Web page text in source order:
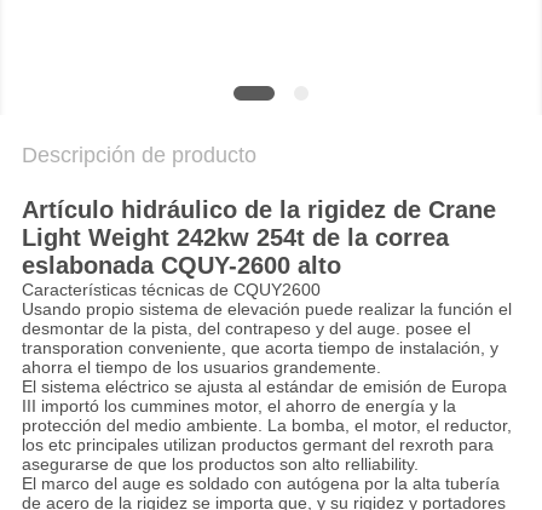
Descripción de producto
Artículo hidráulico de la rigidez de Crane
Light Weight 242kw 254t de la correa
eslabonada CQUY-2600 alto
Características técnicas de CQUY2600
Usando propio sistema de elevación puede realizar la función el
desmontar de la pista, del contrapeso y del auge. posee el
transporation conveniente, que acorta tiempo de instalación, y
ahorra el tiempo de los usuarios grandemente.
El sistema eléctrico se ajusta al estándar de emisión de Europa
III importó los cummines motor, el ahorro de energía y la
protección del medio ambiente. La bomba, el motor, el reductor,
los etc principales utilizan productos germant del rexroth para
asegurarse de que los productos son alto relliability.
El marco del auge es soldado con autógena por la alta tubería
de acero de la rigidez se importa que, y su rigidez y portadores